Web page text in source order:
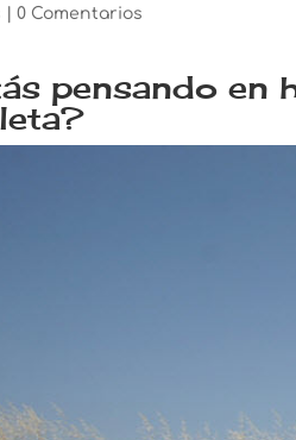
|0 Comentarios
pensando en